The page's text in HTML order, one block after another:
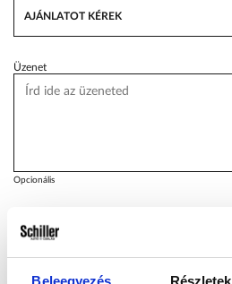
Beleegyezés Részletek
AJÁNLATOT KÉREK
Üzenet
Opcionális
Emailben és telefonon